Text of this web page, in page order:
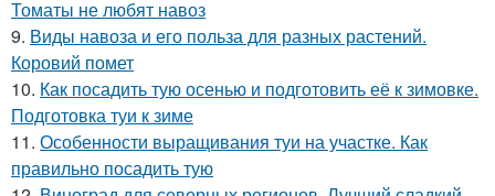
Томаты не любят навоз
9. Виды навоза и его польза для разных растений.
Коровий помет
10. Как посадить тую осенью и подготовить её к зимовке.
Подготовка туи к зиме
11. Особенности выращивания туи на участке. Как
правильно посадить тую